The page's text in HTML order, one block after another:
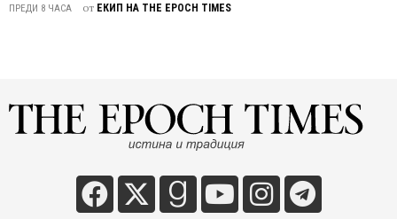
който
ПРЕДИ 8 ЧАСА от ЕКИП НА THE EPOCH TIMES